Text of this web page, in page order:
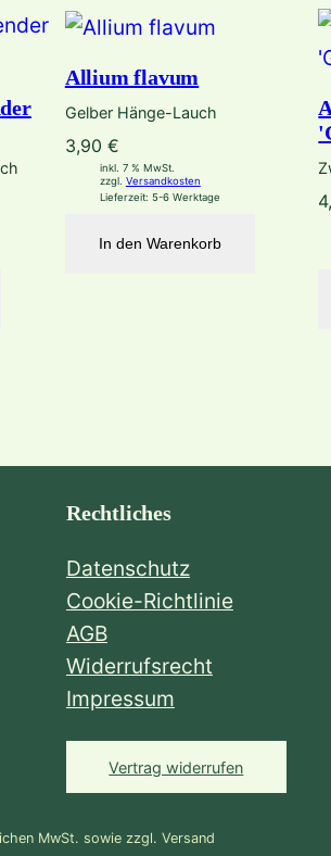
Allium flavum
Gelber Hänge-Lauch
3,90 €
inkl. 7 % MwSt.
zzgl. Versandkosten
Lieferzeit: 5-6 Werktage
In den Warenkorb
Rechtliches
Datenschutz
Cookie-Richtlinie
AGB
Widerrufsrecht
Impressum
Vertrag widerrufen
MwSt. sowie zzgl. Versand